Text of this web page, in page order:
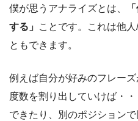
僕が思うアナライズとは、
する」 ことです。これは他
ともできます。
例えば自分が好みのフレー
度数を割り出していけば・・
できたり、別のポジション